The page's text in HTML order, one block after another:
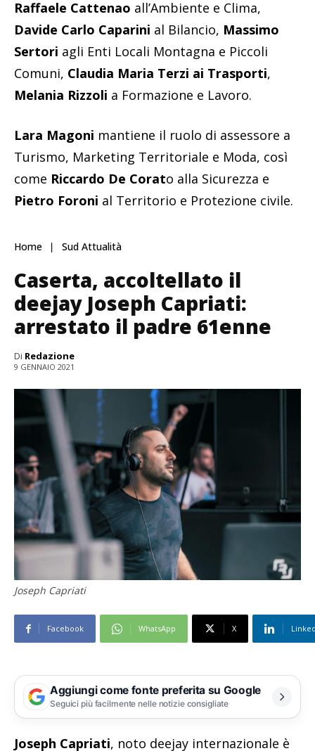
Raffaele Cattenao all’Ambiente e Clima,
Davide Carlo Caparini al Bilancio, Massimo
Sertori agli Enti Locali Montagna e Piccoli
Comuni, Claudia Maria Terzi ai Trasporti,
Melania Rizzoli a Formazione e Lavoro.
Lara Magoni mantiene il ruolo di assessore a
Turismo, Marketing Territoriale e Moda, così
come Riccardo De Corato alla Sicurezza e
Pietro Foroni al Territorio e Protezione civile.
Home Sud Attualità
Caserta, accoltellato il
deejay Joseph Capriati:
arrestato il padre 61enne
Di Redazione
9 GENNAIO 2021
Joseph Capriati
Facebook WhatsApp X
Aggiungi come fonte preferita su Google
Seguici più facilmente nelle notizie consigliate
Joseph Capriati, noto deejay internazionale è